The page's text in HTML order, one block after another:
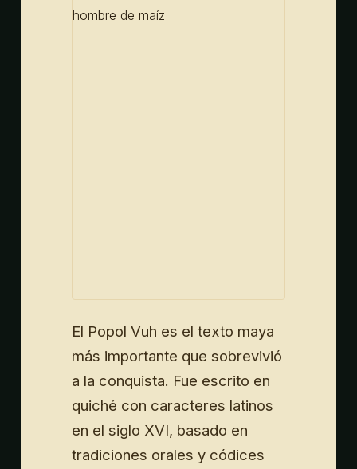
El Popol Vuh es el texto maya
más importante que sobrevivió
a la conquista. Fue escrito en
quiché con caracteres latinos
en el siglo XVI, basado en
tradiciones orales y códices